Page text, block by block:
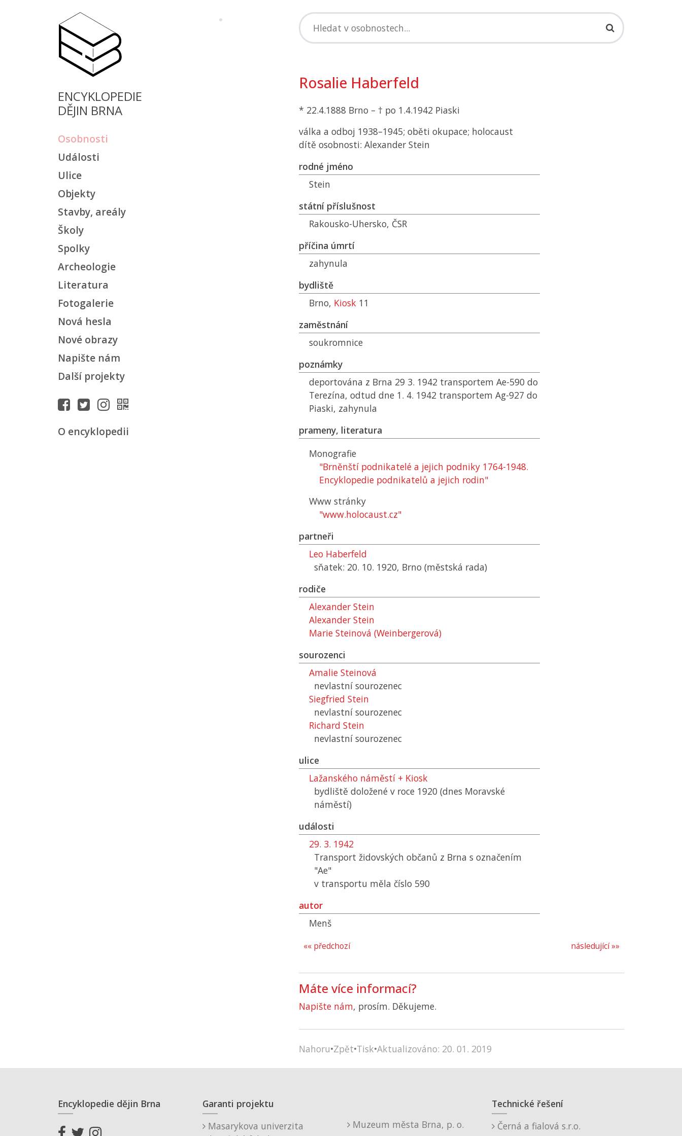
ENCYKLOPEDIE
DĚJIN BRNA
Osobnosti
Události
Ulice
Objekty
Stavby, areály
Školy
Spolky
Archeologie
Literatura
Fotogalerie
Nová hesla
Nové obrazy
Napište nám
Další projekty
O encyklopedii
Rosalie Haberfeld
* 22.4.1888 Brno – † po 1.4.1942 Piaski
válka a odboj 1938–1945; oběti okupace; holocaust
dítě osobnosti: Alexander Stein
rodné jméno
Stein
státní příslušnost
Rakousko-Uhersko, ČSR
příčina úmrtí
zahynula
bydliště
Brno, Kiosk 11
zaměstnání
soukromnice
poznámky
deportována z Brna 29 3. 1942 transportem Ae-590 do
Terezína, odtud dne 1. 4. 1942 transportem Ag-927 do
Piaski, zahynula
prameny, literatura
Monografie
"Brněnští podnikatelé a jejich podniky 1764-1948.
Encyklopedie podnikatelů a jejich rodin"
Www stránky
"www.holocaust.cz"
partneři
Leo Haberfeld
sňatek: 20. 10. 1920, Brno (městská rada)
rodiče
Alexander Stein
Alexander Stein
Marie Steinová (Weinbergerová)
sourozenci
Amalie Steinová
nevlastní sourozenec
Siegfried Stein
nevlastní sourozenec
Richard Stein
nevlastní sourozenec
ulice
Lažanského náměstí + Kiosk
bydliště doložené v roce 1920 (dnes Moravské
náměstí)
události
29. 3. 1942
Transport židovských občanů z Brna s označením
"Ae"
v transportu měla číslo 590
autor
Menš
následující »»
«« předchozí
Máte více informací?
Napište nám, prosím. Děkujeme.
Nahoru•Zpět•Tisk•Aktualizováno: 20. 01. 2019
Encyklopedie dějin Brna
Garanti projektu
Masarykova univerzita
Muzeum města Brna, p. o.
Technické řešení
Černá a fialová s.r.o.